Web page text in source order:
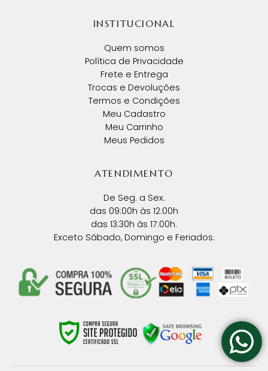
INSTITUCIONAL
Quem somos
Política de Privacidade
Frete e Entrega
Trocas e Devoluções
Termos e Condições
Meu Cadastro
Meu Carrinho
Meus Pedidos
ATENDIMENTO
De Seg. a Sex.
das 09:00h às 12:00h
das 13:30h às 17:00h.
Exceto Sábado, Domingo e Feriados.